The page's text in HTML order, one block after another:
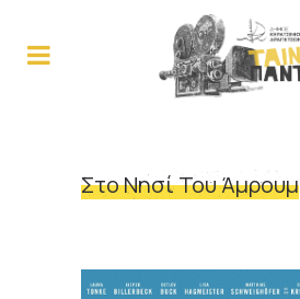
Στο Νησί Του Άμρουμ